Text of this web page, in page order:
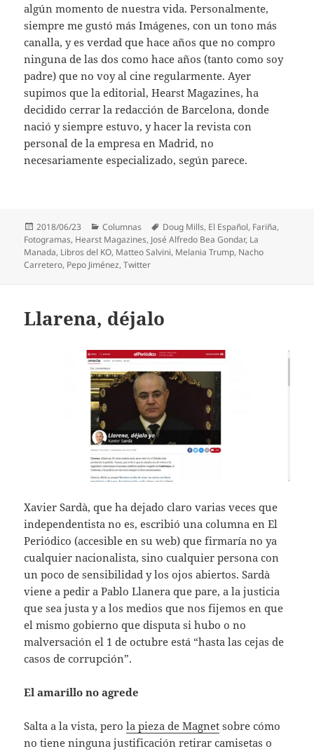
algún momento de nuestra vida. Personalmente,
siempre me gustó más Imágenes, con un tono más
canalla, y es verdad que hace años que no compro
ninguna de las dos como hace años (tanto como soy
padre) que no voy al cine regularmente. Ayer
supimos que la editorial, Hearst Magazines, ha
decidido cerrar la redacción de Barcelona, donde
nació y siempre estuvo, y hacer la revista con
personal de la empresa en Madrid, no
necesariamente especializado, según parece.
Publicado
el
2018/06/23 Categorías
Columnas Etiquetas
Doug Mills, El Español, Fariña,
Fotogramas, Hearst Magazines, José Alfredo Bea Gondar, La
Manada, Libros del KO, Matteo Salvini, Melania Trump, Nacho
Carretero, Pepo Jiménez,Twitter
Llarena, déjalo
Xavier Sardà, que ha dejado claro varias veces que
independentista no es, escribió una columna en El
Periódico (accesible en su web) que firmaría no ya
cualquier nacionalista, sino cualquier persona con
un poco de sensibilidad y los ojos abiertos. Sardà
viene a pedir a Pablo Llanera que pare, a la justicia
que sea justa y a los medios que nos fijemos en que
el mismo gobierno que disputa si hubo o no
malversación el 1 de octubre está “hasta las cejas de
casos de corrupción”.
El amarillo no agrede
Salta a la vista, perola pieza de Magnet sobre cómo
no tiene ninguna justificación retirar camisetas o